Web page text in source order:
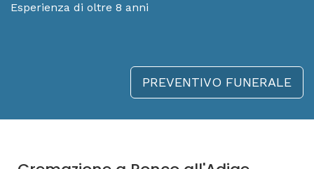
Esperienza di oltre 8 anni
PREVENTIVO FUNERALE